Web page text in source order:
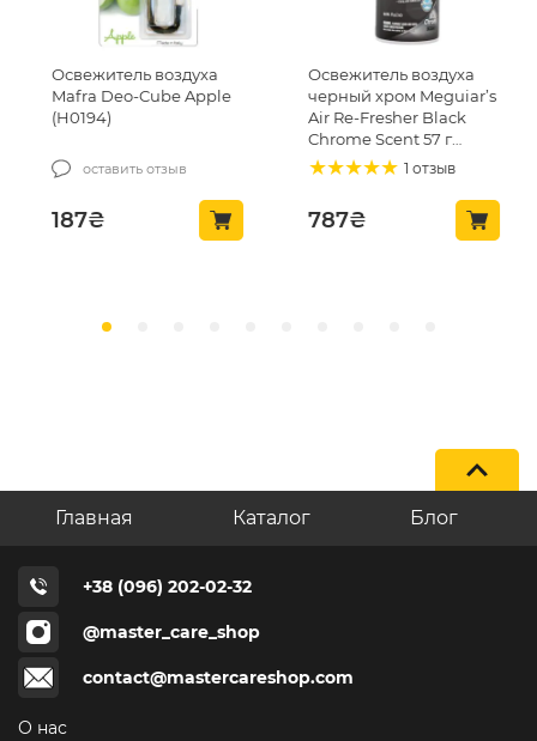
Освежитель воздуха
Mafra Deo-Cube Apple
(H0194)
оставить отзыв
187₴
Освежитель воздуха
черный хром Meguiar’s
Air Re-Fresher Black
Chrome Scent 57 г
(G181302)
1 отзыв
787₴
Главная Каталог Блог
+38 (096) 202-02-32
@master_care_shop
contact@mastercareshop.com
О нас